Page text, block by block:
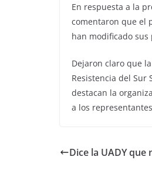
En respuesta a la
comentaron que el
han modificado
Dejaron claro que
Resistencia del Sur
destacan la
a los
Dice la UADY